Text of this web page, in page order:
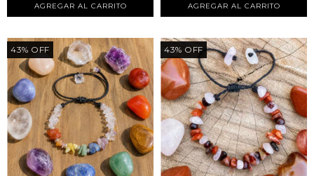
43% OFF 43% OFF